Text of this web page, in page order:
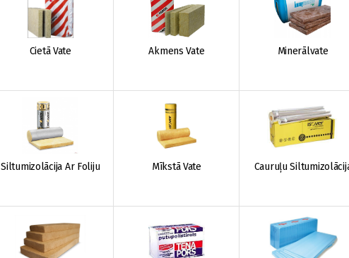
Cietā Vate Akmens Vate Minerālvate
Siltumizolācija Ar Foliju Mīkstā Vate Cauruļu